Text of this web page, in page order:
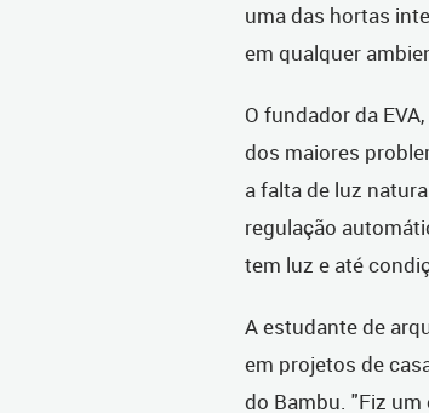
uma das hortas
em qualquer
O fundador da
dos maiores
a falta de luz
regulação
tem luz e até
A estudante de
em projetos de
do Bambu. "Fiz